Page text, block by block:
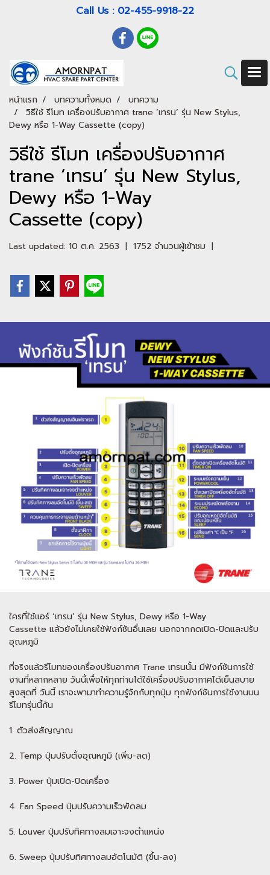
Call Us : 02-455-9918-22
หน้าแรก บทความทั้งหมด
บทความ
วิธีใช้ รีโมท เครื่องปรับอากาศ trane ‘เทรน’ รุ่น New Stylus,
Dewy หรือ 1-Way Cassette (copy)
วิธีใช้ รีโมท เครื่องปรับอากาศ
trane ‘เทรน’ รุ่น New Stylus,
Dewy หรือ 1-Way
Cassette (copy)
Last updated: 10 ต.ค. 2563 | 1752 จำนวนผู้เข้าชม |
ใครที่ใช้แอร์ ‘เทรน’ รุ่น New Stylus, Dewy หรือ 1-Way
Cassette แล้วยังไม่เคยใช้ฟังก์ชันอื่นเลย นอกจากกดเปิด-ปิดและปรับ
อุณหภูมิ
ที่จริงแล้วรีโมทของเครื่องปรับอากาศ Trane เทรนนั้น มีฟังก์ชันการใช้
งานที่หลากหลาย วันนี้เพื่อให้ทุกท่านได้ใช้เครื่องปรับอากาศได้เย็นสบาย
สูงสุดที่ วันนี้ เราจะพามาทำความรู้จักกับทุกปุ่ม ทุกฟังก์ชันการใช้งานบน
รีโมทรุ่นนี้กัน
1. ตัวส่งสัญญาณ
2. Temp ปุ่มปรับตั้งอุณหภูมิ (เพิ่ม-ลด)
3. Power ปุ่มเปิด-ปิดเครื่อง
4. Fan Speed ปุ่มปรับความเร็วพัดลม
5. Louver ปุ่มปรับทิศทางลมเจาะจงตำแหน่ง
6. Sweep ปุ่มปรับทิศทางลมอัตโนมัติ (ขึ้น-ลง)